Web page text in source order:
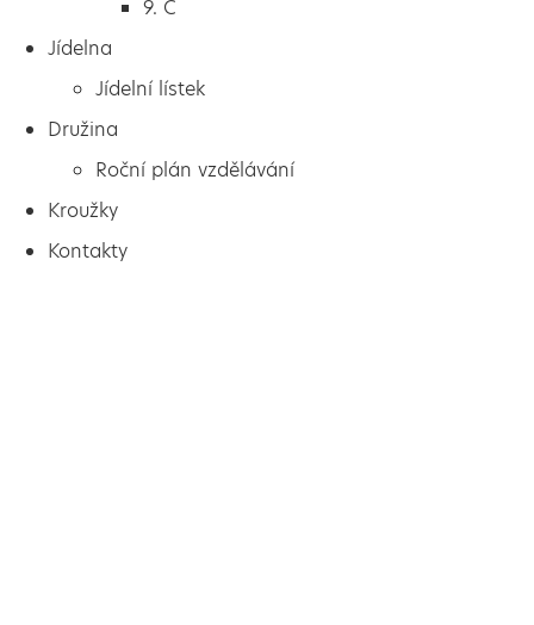
9. C
Jídelna
Jídelní lístek
Družina
Roční plán vzdělávání
Kroužky
Kontakty